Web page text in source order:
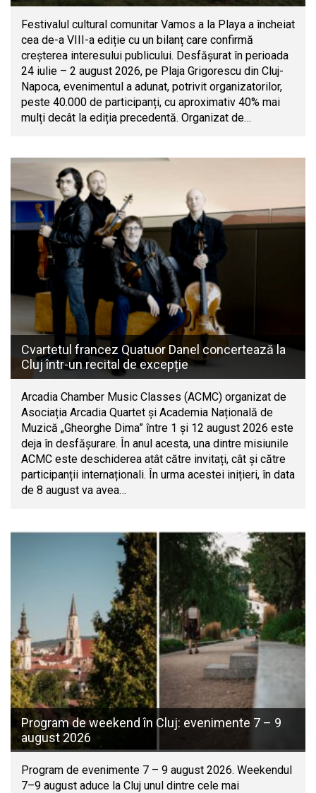
Festivalul cultural comunitar Vamos a la Playa a încheiat
cea de-a VIII-a ediție cu un bilanț care confirmă
creșterea interesului publicului. Desfășurat în perioada
24 iulie – 2 august 2026, pe Plaja Grigorescu din Cluj-
Napoca, evenimentul a adunat, potrivit organizatorilor,
peste 40.000 de participanți, cu aproximativ 40% mai
mulți decât la ediția precedentă. Organizat de…
Cvartetul francez Quatuor Danel concertează la
Cluj într-un recital de excepție
Arcadia Chamber Music Classes (ACMC) organizat de
Asociația Arcadia Quartet și Academia Națională de
Muzică „Gheorghe Dima” între 1 și 12 august 2026 este
deja în desfășurare. În anul acesta, una dintre misiunile
ACMC este deschiderea atât către invitați, cât și către
participanții internaționali. În urma acestei inițieri, în data
de 8 august va avea…
Program de weekend în Cluj: evenimente 7 – 9
august 2026
Program de evenimente 7 – 9 august 2026. Weekendul
7–9 august aduce la Cluj unul dintre cele mai